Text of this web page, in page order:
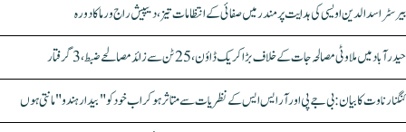
بیرسٹر اسدالدین اویسی کی ہدایت پر مندر میں صفائی کے انتظامات تیز، دیپیش راج ورما کا دورہ
حیدرآباد میں ملاوٹی مصالحہ جات کے خلاف بڑا کریک ڈاؤن، 25 ٹن سے زائد مصالحے ضبط، 3 گرفتار
کنگنا رناوت کا بیان: بی جے پی اور آر ایس ایس کے نظریات سے متاثر ہو کر اب خود کو "بیدار ہندو" مانتی ہوں